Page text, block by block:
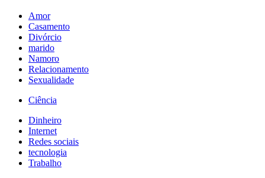
Amor
Casamento
Divórcio
marido
Namoro
Relacionamento
Sexualidade
Ciência
Dinheiro
Internet
Redes sociais
tecnologia
Trabalho